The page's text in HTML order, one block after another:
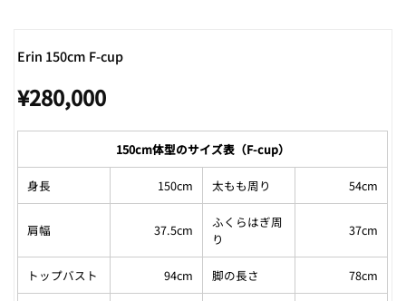
Erin 150cm F-cup
¥280,000
150cm体型のサイズ表（F-cup）
身長 150cm 太もも周り 54cm
肩幅 37.5cm
ふくらはぎ周
り
37cm
トップバスト 94cm 脚の長さ 78cm